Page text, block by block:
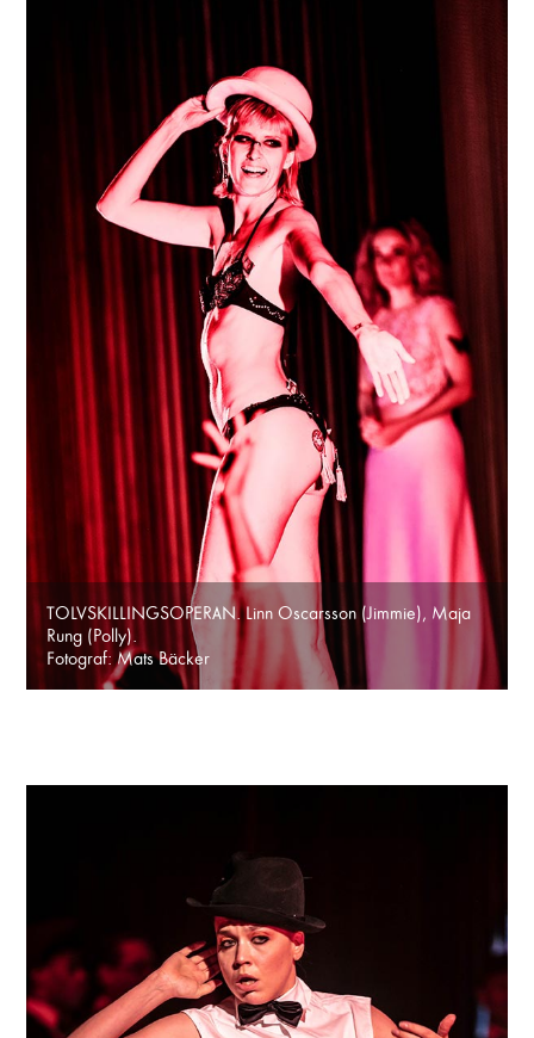
Svensk text
Magnus Lindman
TOLVSKILLINGSOPERAN. Linn Oscarsson (Jimmie), Maja
Rung (Polly).
Fotograf: Mats Bäcker